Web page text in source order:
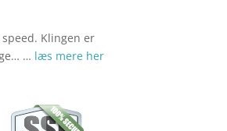
Klingen er
… læs mere her